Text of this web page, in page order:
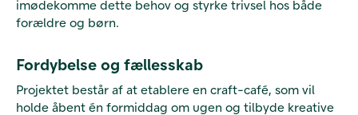
imødekomme dette behov og styrke trivsel hos både
forældre og børn.
Fordybelse og fællesskab
Projektet består af at etablere en craft-café, som vil
holde åbent én formiddag om ugen og tilbyde kreative